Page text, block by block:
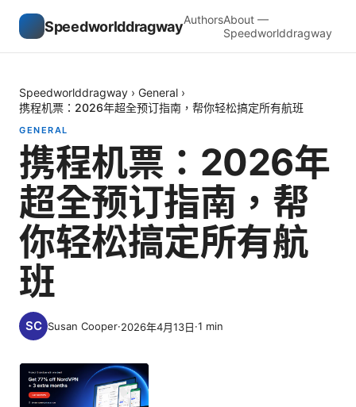
SpeedworlddragwayAuthorsAbout —
Speedworlddragway
Speedworlddragway › General ›
携程机票：2026年超全预订指南，帮你轻松搞定所有航班
GENERAL
携程机票：2026年
超全预订指南，帮
你轻松搞定所有航
班
Susan Cooper·2026年4月13日·1 min